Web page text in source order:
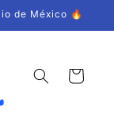
de México 🔥
Carrito